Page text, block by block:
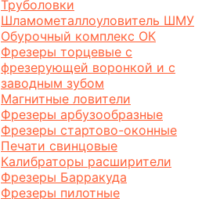
Труболовки
Шламометаллоуловитель ШМУ
Обурочный комплекс ОК
Фрезеры торцевые с
фрезерующей воронкой и с
заводным зубом
Магнитные ловители
Фрезеры арбузообразные
Фрезеры стартово-оконные
Печати свинцовые
Калибраторы расширители
Фрезеры Барракуда
Фрезеры пилотные